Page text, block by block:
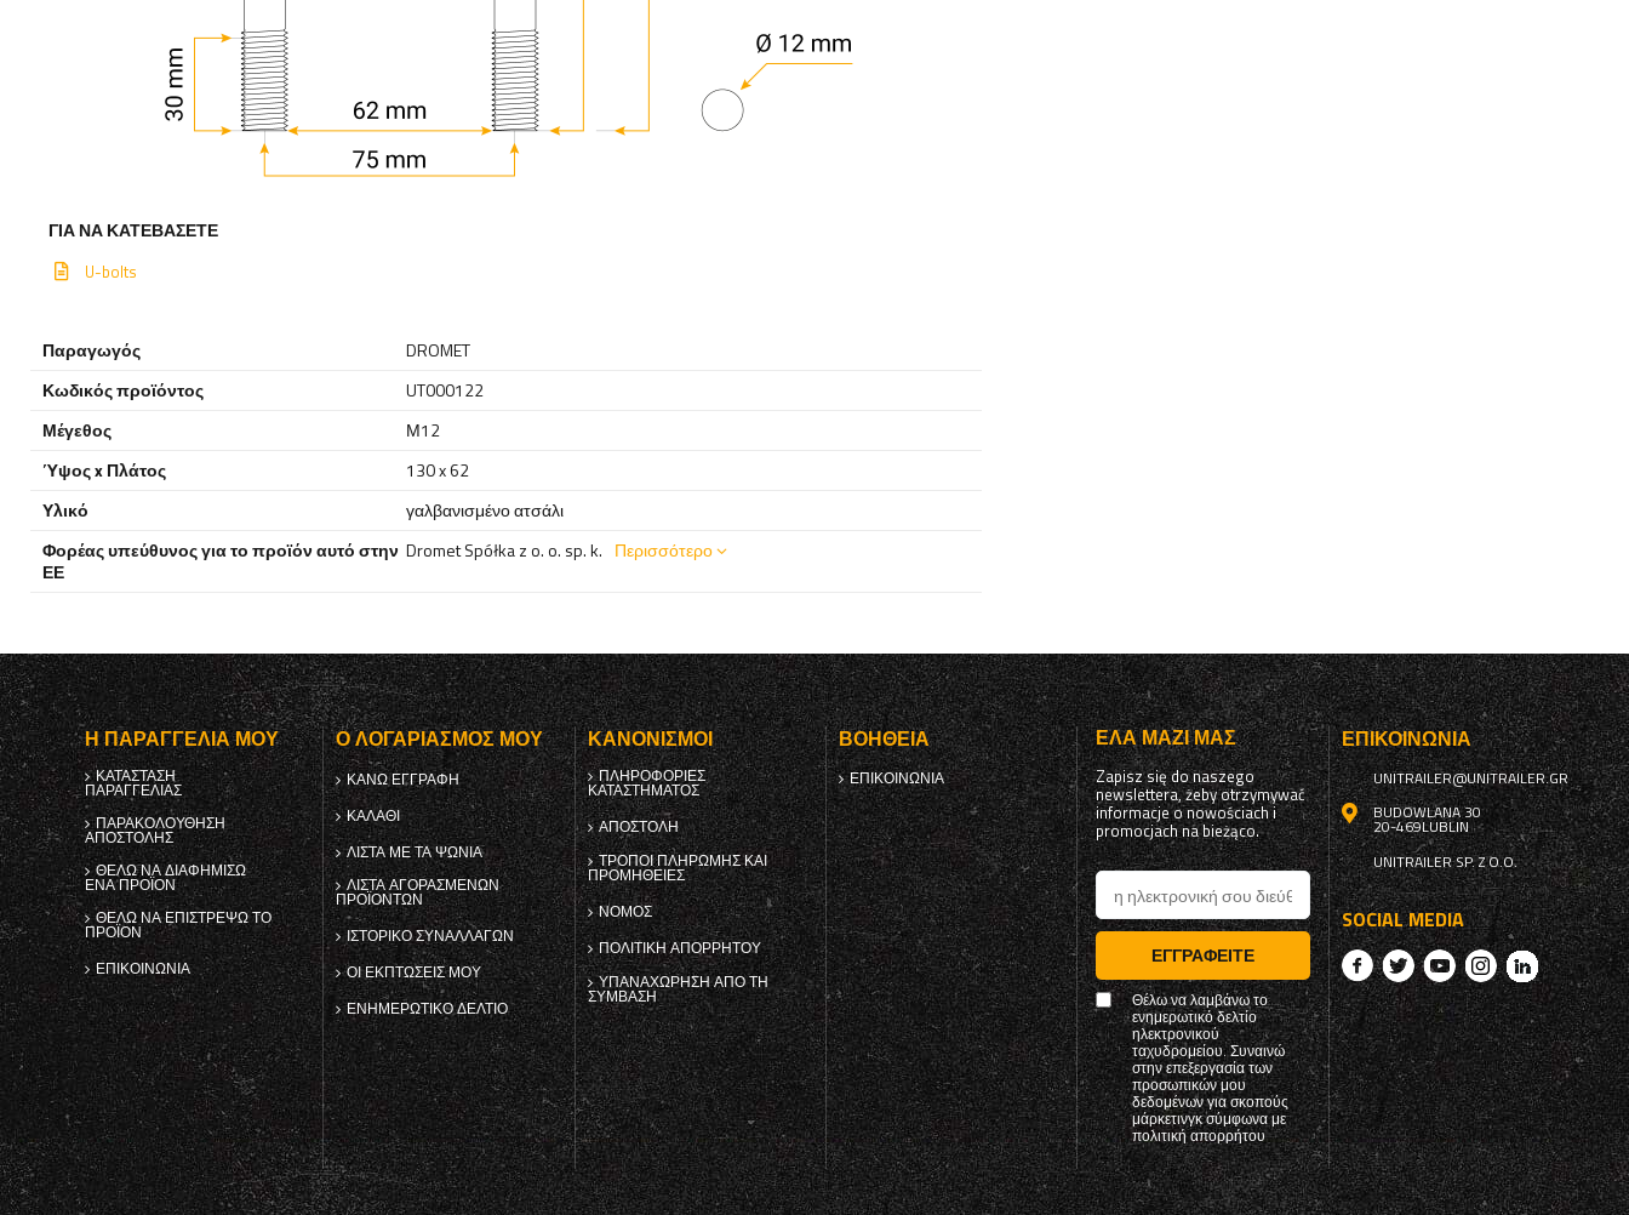
ΓΙΑ ΝΑ ΚΑΤΕΒΆΣΕΤΕ
U-bolts
Παραγωγός
DROMET
Κωδικός προϊόντος
UT000122
Μέγεθος
Μ12
Ύψος x Πλάτος
130 x 62
Υλικό
γαλβανισμένο ατσάλι
Φορέας υπεύθυνος για το προϊόν αυτό στην
ΕΕ
Dromet Spółka z o. o. sp. k. Περισσότερο
Η ΠΑΡΑΓΓΕΛΊΑ ΜΟΥ
ΚΑΤΆΣΤΑΣΗ
ΠΑΡΑΓΓΕΛΊΑΣ
ΠΑΡΑΚΟΛΟΎΘΗΣΗ
ΑΠΟΣΤΟΛΉΣ
ΘΈΛΩ ΝΑ ΔΙΑΦΗΜΊΣΩ
ΈΝΑ ΠΡΟΪΌΝ
ΘΈΛΩ ΝΑ ΕΠΙΣΤΡΈΨΩ ΤΟ
ΠΡΟΪΌΝ
ΕΠΙΚΟΙΝΩΝΊΑ
Ο ΛΟΓΑΡΙΑΣΜΌΣ ΜΟΥ
ΚΑΝΩ ΕΓΓΡΑΦΗ
ΚΑΛΆΘΙ
ΛΊΣΤΑ ΜΕ ΤΑ ΨΏΝΙΑ
ΛΊΣΤΑ ΑΓΟΡΑΣΜΈΝΩΝ
ΠΡΟΪΌΝΤΩΝ
ΙΣΤΟΡΙΚΌ ΣΥΝΑΛΛΑΓΏΝ
ΟΙ ΕΚΠΤΏΣΕΙΣ ΜΟΥ
ΕΝΗΜΕΡΩΤΙΚΌ ΔΕΛΤΊΟ
ΚΑΝΟΝΙΣΜΟΊ
ΠΛΗΡΟΦΟΡΊΕΣ
ΚΑΤΑΣΤΉΜΑΤΟΣ
ΑΠΟΣΤΟΛΉ
ΤΡΌΠΟΙ ΠΛΗΡΩΜΉΣ ΚΑΙ
ΠΡΟΜΉΘΕΙΕΣ
ΝΌΜΟΣ
ΠΟΛΙΤΙΚΉ ΑΠΟΡΡΉΤΟΥ
ΥΠΑΝΑΧΏΡΗΣΗ ΑΠΌ ΤΗ
ΣΎΜΒΑΣΗ
ΒΟΉΘΕΙΑ
ΕΠΙΚΟΙΝΩΝΊΑ
ΈΛΑ ΜΑΖΊ ΜΑΣ
Zapisz się do naszego
newslettera, żeby otrzymywać
informacje o nowościach i
promocjach na bieżąco.
ΕΓΓΡΑΦΕΊΤΕ
Θέλω να λαμβάνω το
ενημερωτικό δελτίο
ηλεκτρονικού
ταχυδρομείου. Συναινώ
στην επεξεργασία των
προσωπικών μου
δεδομένων για σκοπούς
μάρκετινγκ σύμφωνα με
πολιτική απορρήτου
ΕΠΙΚΟΙΝΩΝΊΑ
UNITRAILER@UNITRAILER.GR
BUDOWLANA 30
20-469LUBLIN
UNITRAILER SP. Z O.O.
SOCIAL MEDIA